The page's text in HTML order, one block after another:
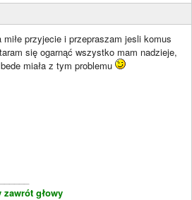
miłe przyjecie i przepraszam jesli komus
się ogarnąć wszystko mam nadzieje,
miała z tym problemu
zawrót głowy